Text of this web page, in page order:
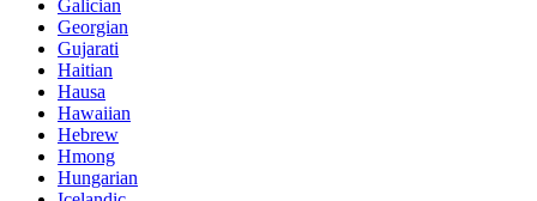
Galician
Georgian
Gujarati
Haitian
Hausa
Hawaiian
Hebrew
Hmong
Hungarian